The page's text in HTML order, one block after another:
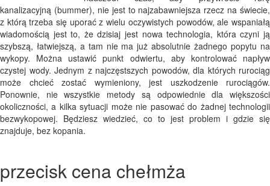
kanalizacyjną (bummer), nie jest to najzabawniejsza rzecz na świecie,
z którą trzeba się uporać z wielu oczywistych powodów, ale wspaniałą
wiadomością jest to, że dzisiaj jest nowa technologia, która czyni ją
szybszą, łatwiejszą, a tam nie ma już absolutnie żadnego popytu na
wykopy. Można ustawić punkt odwiertu, aby kontrolować napływ
czystej wody. Jednym z najczęstszych powodów, dla których rurociąg
może chcieć zostać wymieniony, jest uszkodzenie rurociągów.
Ponownie, nie wszystkie metody są odpowiednie dla większości
okoliczności, a kilka sytuacji może nie pasować do żadnej technologii
bezwykopowej. Będziesz wiedzieć, co to jest problem i gdzie się
znajduje, bez kopania.
przecisk cena chełmża